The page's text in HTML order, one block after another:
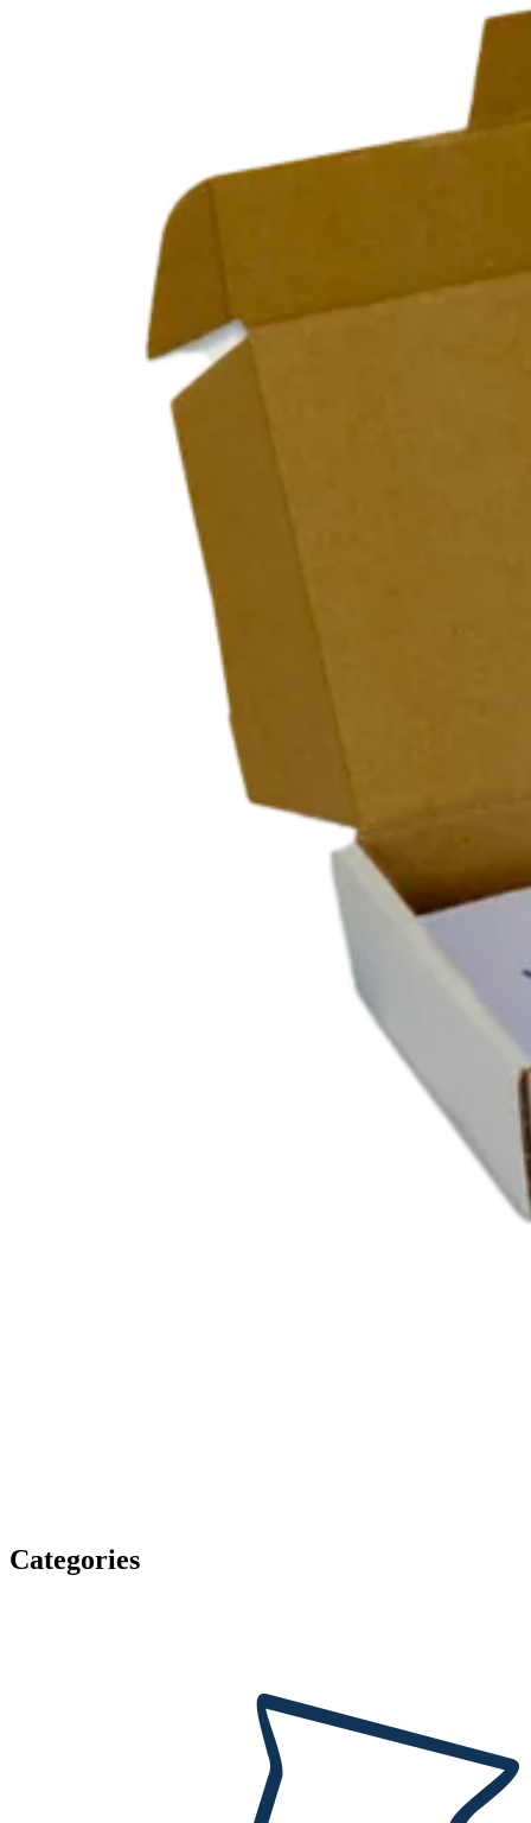
Categories